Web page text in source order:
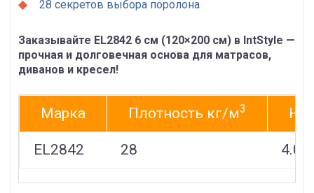
28 секретов выбора поролона
Заказывайте EL2842 6 см (120×200 см) в IntStyle —
прочная и долговечная основа для матрасов,
диванов и кресел!
Марка Плотность кг/м3
EL2842 28 4.0-